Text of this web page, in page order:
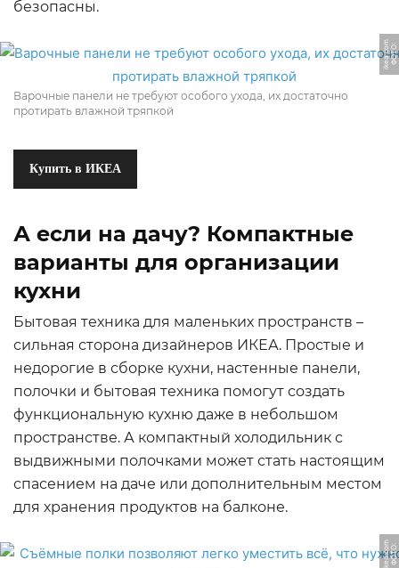
безопасны.
Ф
О
Т
О:
i
k
e
a.
c
o
m
Варочные панели не требуют особого ухода, их достаточно
протирать влажной тряпкой
Купить в ИКЕА
А если на дачу? Компактные
варианты для организации
кухни
Бытовая техника для маленьких пространств –
сильная сторона дизайнеров ИКЕА. Простые и
недорогие в сборке кухни, настенные панели,
полочки и бытовая техника помогут создать
функциональную кухню даже в небольшом
пространстве. А компактный холодильник с
выдвижными полочками может стать настоящим
спасением на даче или дополнительным местом
для хранения продуктов на балконе.
Ф
О
Т
О:
i
k
e
a.
c
o
m